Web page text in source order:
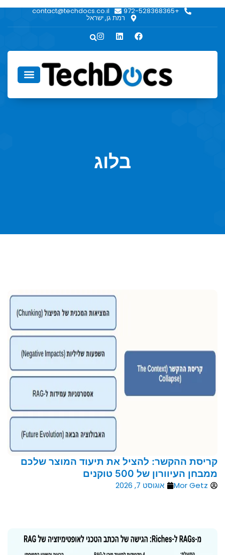
+972-528368365
contact@techdocs.co.il
רמת גן, ישראל
בלוג
קריסת ההקשר: להציל את תיעוד המוצר שלכם
ממבחן העיוורון של 500 טוקנים
Mor Getz אוגוסט 7, 2026